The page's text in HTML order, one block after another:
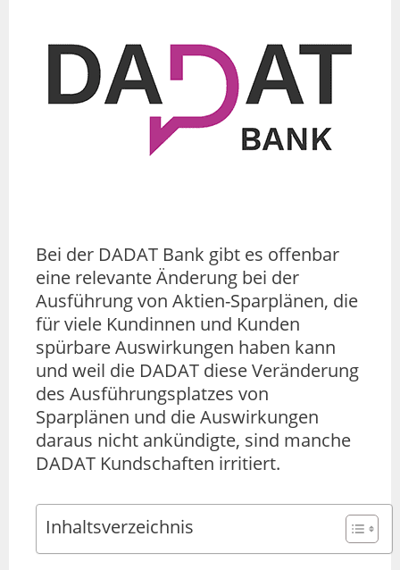
Bei der DADAT Bank gibt es offenbar
eine relevante Änderung bei der
Ausführung von Aktien-Sparplänen, die
für viele Kundinnen und Kunden
spürbare Auswirkungen haben kann
und weil die DADAT diese Veränderung
des Ausführungsplatzes von
Sparplänen und die Auswirkungen
daraus nicht ankündigte, sind manche
DADAT Kundschaften irritiert.
Inhaltsverzeichnis